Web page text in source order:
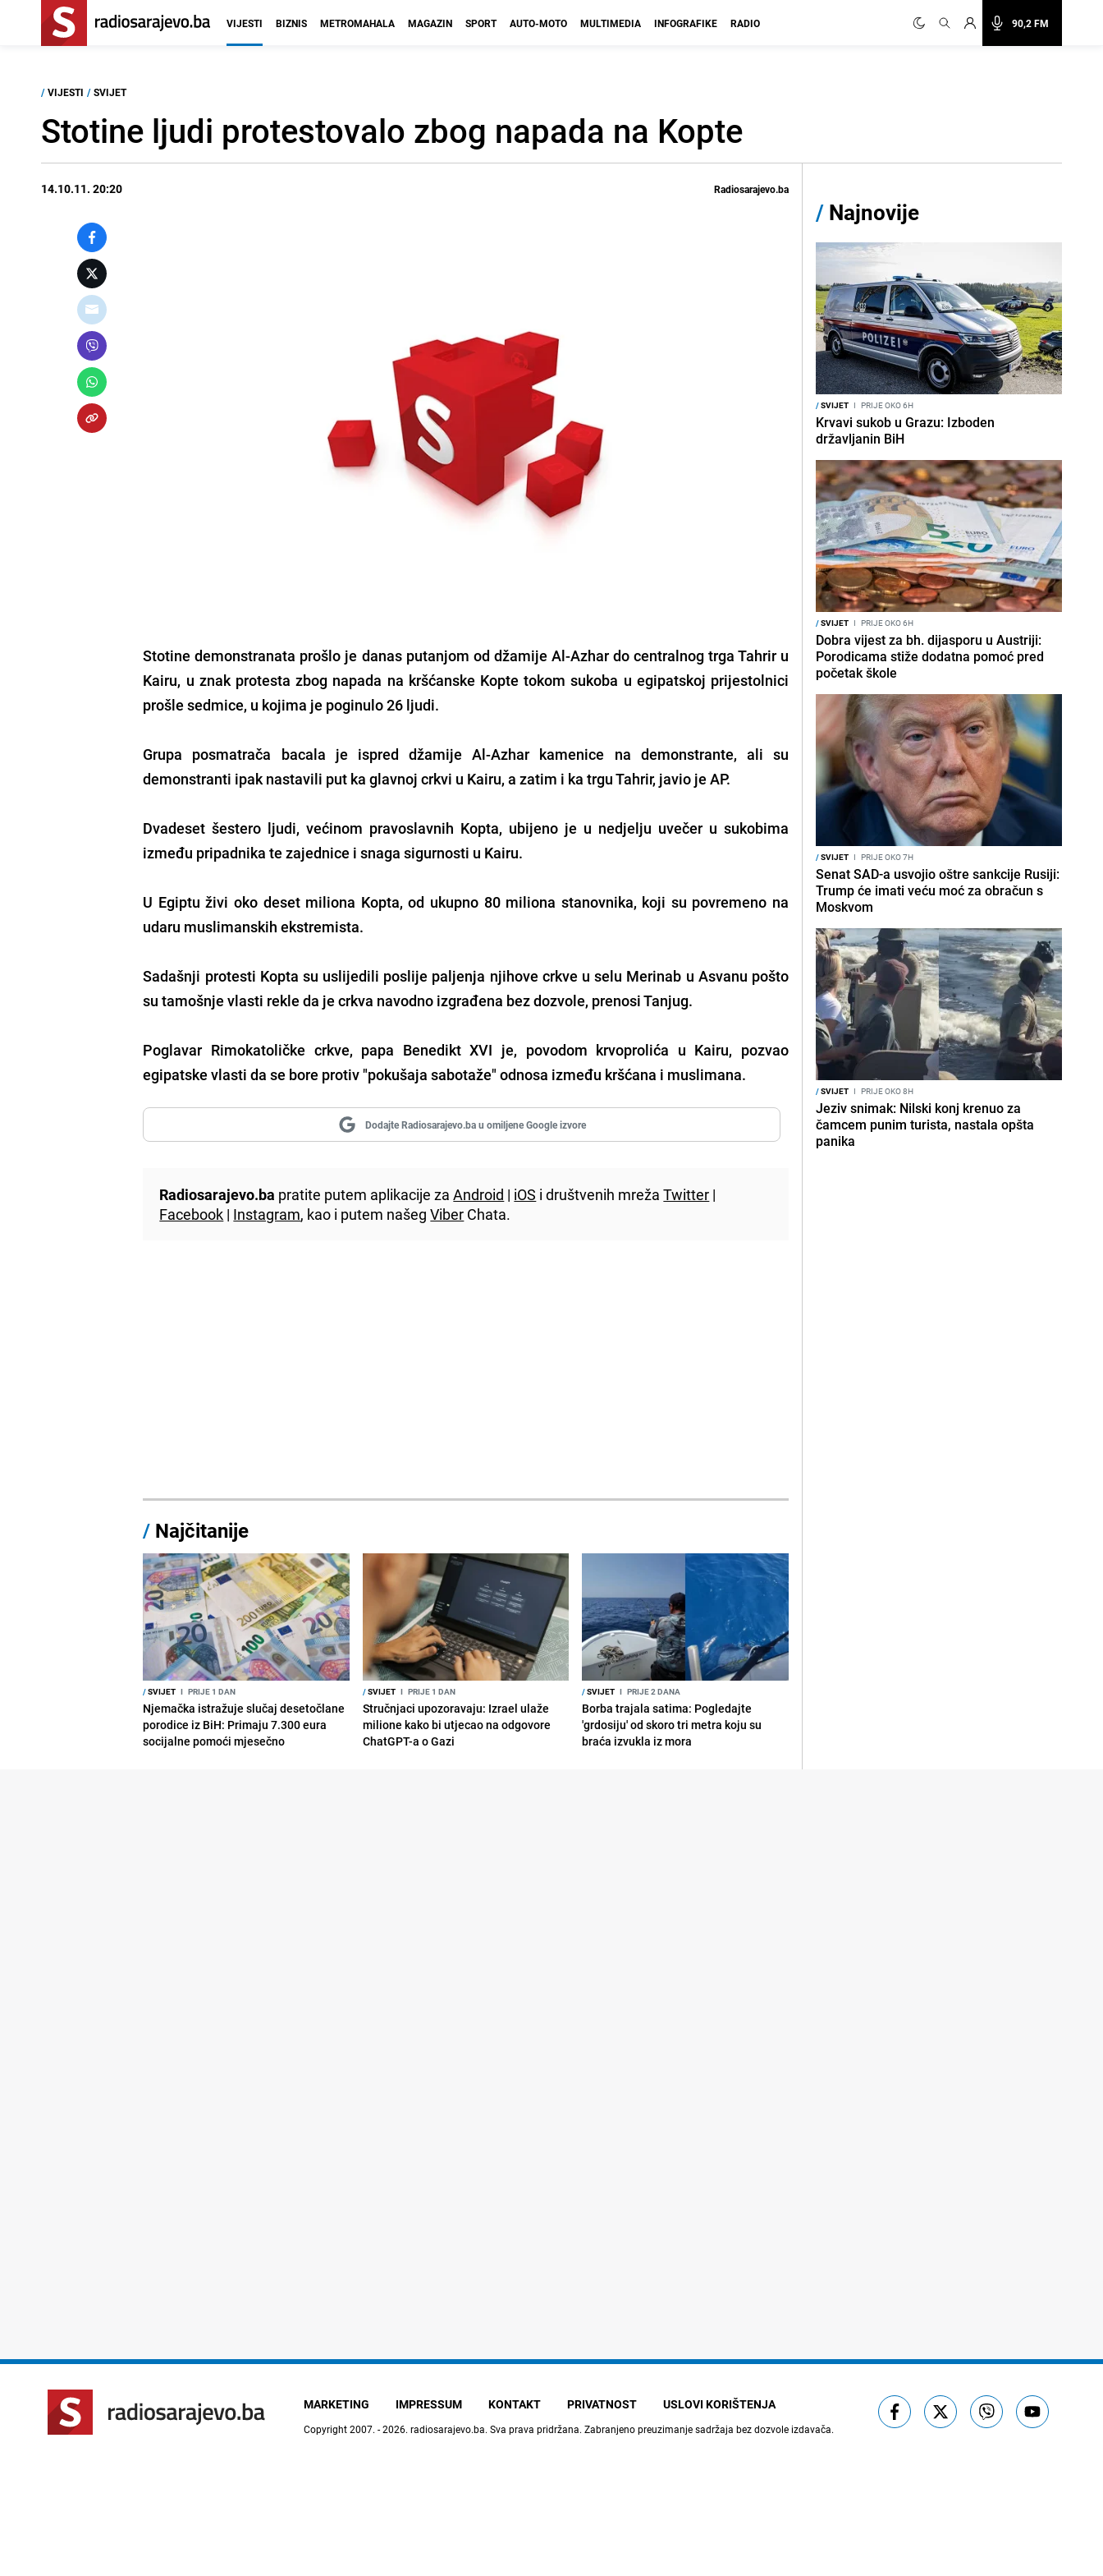
90,2 FM
VIJESTI BIZNIS METROMAHALA MAGAZIN SPORT AUTO-MOTO MULTIMEDIA INFOGRAFIKE RADIO
/ VIJESTI / SVIJET
Stotine ljudi protestovalo zbog napada na Kopte
14.10.11. 20:20 Radiosarajevo.ba
Stotine demonstranata prošlo je danas putanjom od džamije Al-Azhar do centralnog trga Tahrir u
Kairu, u znak protesta zbog napada na kršćanske Kopte tokom sukoba u egipatskoj prijestolnici
prošle sedmice, u kojima je poginulo 26 ljudi.
Grupa posmatrača bacala je ispred džamije Al-Azhar kamenice na demonstrante, ali su
demonstranti ipak nastavili put ka glavnoj crkvi u Kairu, a zatim i ka trgu Tahrir, javio je AP.
Dvadeset šestero ljudi, većinom pravoslavnih Kopta, ubijeno je u nedjelju uvečer u sukobima
između pripadnika te zajednice i snaga sigurnosti u Kairu.
U Egiptu živi oko deset miliona Kopta, od ukupno 80 miliona stanovnika, koji su povremeno na
udaru muslimanskih ekstremista.
Sadašnji protesti Kopta su uslijedili poslije paljenja njihove crkve u selu Merinab u Asvanu pošto
su tamošnje vlasti rekle da je crkva navodno izgrađena bez dozvole, prenosi Tanjug.
Poglavar Rimokatoličke crkve, papa Benedikt XVI je, povodom krvoprolića u Kairu, pozvao
egipatske vlasti da se bore protiv "pokušaja sabotaže" odnosa između kršćana i muslimana.
Dodajte Radiosarajevo.ba u omiljene Google izvore
Radiosarajevo.ba pratite putem aplikacije zaAndroid | iOS i društvenih mrežaTwitter |
Facebook | Instagram, kao i putem našegViber Chata.
/ Najčitanije
/SVIJET I PRIJE 1 DAN
Njemačka istražuje slučaj desetočlane
porodice iz BiH: Primaju 7.300 eura
socijalne pomoći mjesečno
/SVIJET I PRIJE 1 DAN
Stručnjaci upozoravaju: Izrael ulaže
milione kako bi utjecao na odgovore
ChatGPT-a o Gazi
/SVIJET I PRIJE 2 DANA
Borba trajala satima: Pogledajte
'grdosiju' od skoro tri metra koju su
braća izvukla iz mora
/ Najnovije
/SVIJET I PRIJE OKO 6H
Krvavi sukob u Grazu: Izboden
državljanin BiH
/SVIJET I PRIJE OKO 6H
Dobra vijest za bh. dijasporu u Austriji:
Porodicama stiže dodatna pomoć pred
početak škole
/SVIJET I PRIJE OKO 7H
Senat SAD-a usvojio oštre sankcije Rusiji:
Trump će imati veću moć za obračun s
Moskvom
/SVIJET I PRIJE OKO 8H
Jeziv snimak: Nilski konj krenuo za
čamcem punim turista, nastala opšta
panika
MARKETING IMPRESSUM KONTAKT PRIVATNOST USLOVI KORIŠTENJA
Copyright 2007. - 2026. radiosarajevo.ba. Sva prava pridržana. Zabranjeno preuzimanje sadržaja bez dozvole izdavača.